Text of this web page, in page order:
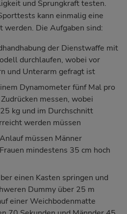
und Sprungkraft testen.
kann einmalig eine
Die Aufgaben sind:
der Dienstwaffe mit
durchlaufen, wobei vor
und Unterarm gefragt ist
Dynamometer fünf Mal pro
messen, wobei
kg und im Durchschnitt
werden müssen
müssen Männer
mindestens 35 cm hoch
einen Kasten springen und
Dummy über 25 m
einer Weichbodenmatte